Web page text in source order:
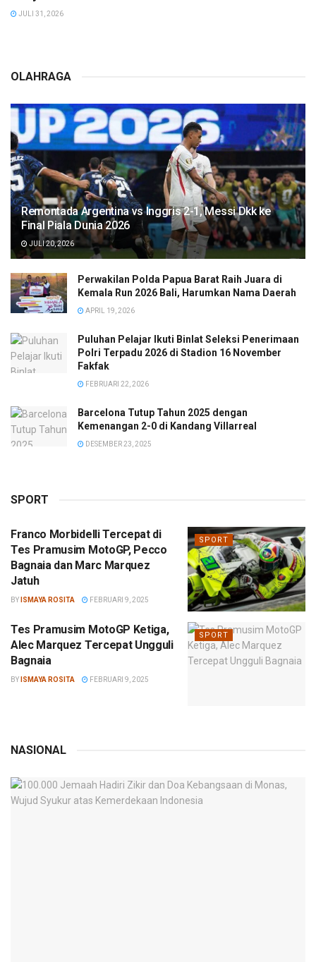
JULI 31, 2026
OLAHRAGA
Remontada Argentina vs Inggris 2-1, Messi Dkk ke
Final Piala Dunia 2026
JULI 20, 2026
Perwakilan Polda Papua Barat Raih Juara di
Kemala Run 2026 Bali, Harumkan Nama Daerah
APRIL 19, 2026
Puluhan Pelajar Ikuti Binlat Seleksi Penerimaan
Polri Terpadu 2026 di Stadion 16 November
Fakfak
FEBRUARI 22, 2026
Barcelona Tutup Tahun 2025 dengan
Kemenangan 2-0 di Kandang Villarreal
DESEMBER 23, 2025
SPORT
SPORT
Franco Morbidelli Tercepat di
Tes Pramusim MotoGP, Pecco
Bagnaia dan Marc Marquez
Jatuh
BY ISMAYA ROSITA FEBRUARI 9, 2025
SPORT
Tes Pramusim MotoGP Ketiga,
Alec Marquez Tercepat Ungguli
Bagnaia
BY ISMAYA ROSITA FEBRUARI 9, 2025
NASIONAL